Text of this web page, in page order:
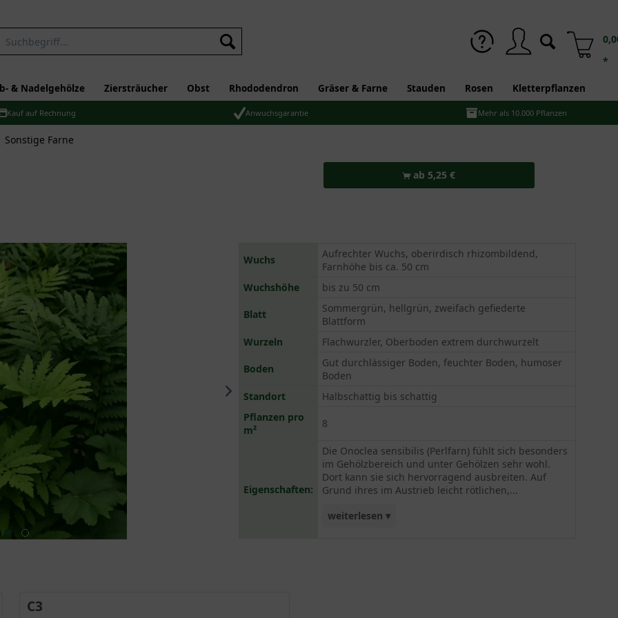
*
& Nadelgehölze Ziersträucher Obst Rhododendron Gräser & Farne Stauden Rosen Kletterpflanzen
Kauf auf Rechnung Anwuchsgarantie Mehr als 10.000 Pflanzen
Sonstige Farne
ab 5,25 €
Wuchs
Aufrechter Wuchs, oberirdisch rhizombildend,
Farnhöhe bis ca. 50 cm
Wuchshöhe
bis zu 50 cm
Blatt
Sommergrün, hellgrün, zweifach gefiederte
Blattform
Wurzeln
Flachwurzler, Oberboden extrem durchwurzelt
Boden
Gut durchlässiger Boden, feuchter Boden, humoser
Boden
Standort
Halbschattig bis schattig
Pflanzen pro
m²
8
Eigenschaften:
Die Onoclea sensibilis (Perlfarn) fühlt sich besonders
im Gehölzbereich und unter Gehölzen sehr wohl.
Dort kann sie sich hervorragend ausbreiten. Auf
Grund ihres im Austrieb leicht rötlichen,...
weiterlesen ▾
C3